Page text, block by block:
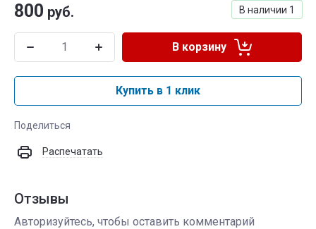
В наличии 1
800 руб.
В корзину
Купить в 1 клик
Поделиться
Распечатать
Отзывы
Авторизуйтесь, чтобы оставить комментарий